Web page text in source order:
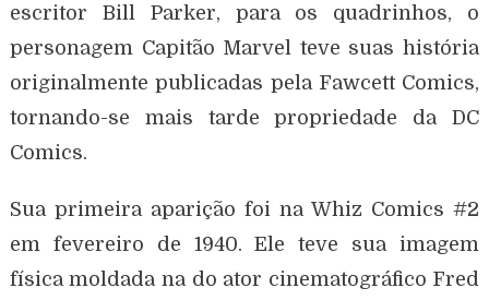
escritor Bill Parker, para os quadrinhos, o
personagem Capitão Marvel teve suas história
originalmente publicadas pela Fawcett Comics,
tornando-se mais tarde propriedade da DC
Comics.
Sua primeira aparição foi na Whiz Comics #2
em fevereiro de 1940. Ele teve sua imagem
física moldada na do ator cinematográfico Fred